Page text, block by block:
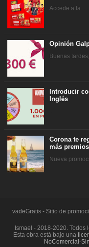
Accede a la ...
Opinión
Buenas
Introducir
Inglés
...
Corona te
más premios
Nueva
vadeGratis - Sitio de
Ismael - 2018-2020.
Esta obra está bajo una
NoComercial-